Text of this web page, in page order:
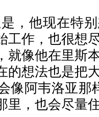
，他现在特
工作，也很想
就像他在里斯
的想法也是把
像阿韦洛亚那
里，也会尽量